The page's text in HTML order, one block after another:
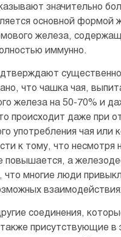
значительно
основной формой
железа,
иммунно.
что чашка чая,
железа на 50-70% и
происходит даже при
употребления чая или
к тому, что несмотря
повышается, а
что многие люди
соединения,
присутствующие в